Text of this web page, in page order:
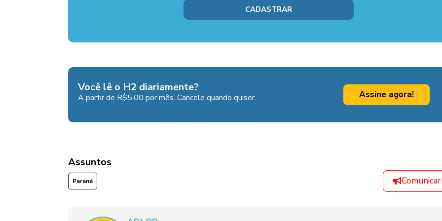
Você lê o H2 diariamente?
A partir de R$5,00 por mês. Cancele quando quiser. Assine agora!
Assuntos
Paraná